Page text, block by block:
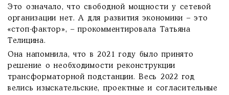
Это означало, что свободной мощности у сетевой
организации нет. А для развития экономики – это
«стоп-фактор», – прокомментировала Татьяна
Телицина.
Она напомнила, что в 2021 году было принято
решение о необходимости реконструкции
трансформаторной подстанции. Весь 2022 год
велись изыскательские, проектные и согласительные